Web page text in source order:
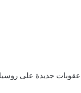
عقوبات جديدة على